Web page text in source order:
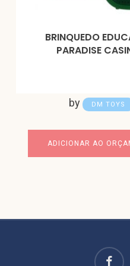
BRINQUEDO
PARADISE
by DM TOYS
ADICIONAR AO
facebook